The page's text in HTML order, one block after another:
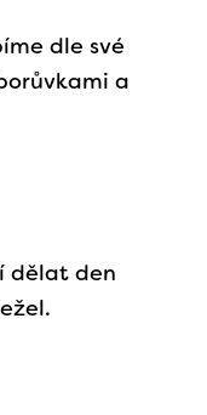
dle své
a
dělat den